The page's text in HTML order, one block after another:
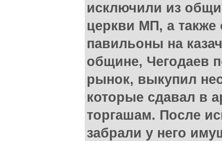
исключили из
церкви МП, а также
павильоны на
общине, Чегодаев
рынок, выкупил
которые сдавал в
торгашам. После
забрали у него